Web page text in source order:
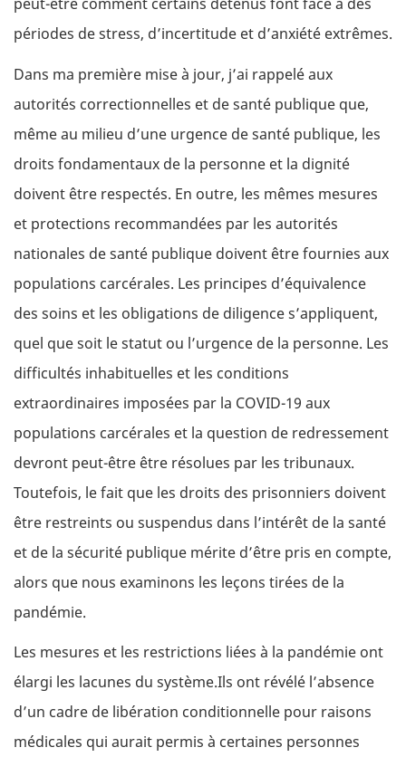
périodes de stress, d’incertitude et d’anxiété extrêmes.
Dans ma première mise à jour, j’ai rappelé aux
autorités correctionnelles et de santé publique que,
même au milieu d’une urgence de santé publique, les
droits fondamentaux de la personne et la dignité
doivent être respectés. En outre, les mêmes mesures
et protections recommandées par les autorités
nationales de santé publique doivent être fournies aux
populations carcérales. Les principes d’équivalence
des soins et les obligations de diligence s’appliquent,
quel que soit le statut ou l’urgence de la personne. Les
difficultés inhabituelles et les conditions
extraordinaires imposées par la COVID-19 aux
populations carcérales et la question de redressement
devront peut-être être résolues par les tribunaux.
Toutefois, le fait que les droits des prisonniers doivent
être restreints ou suspendus dans l’intérêt de la santé
et de la sécurité publique mérite d’être pris en compte,
alors que nous examinons les leçons tirées de la
pandémie.
Les mesures et les restrictions liées à la pandémie ont
élargi les lacunes du système.Ils ont révélé l’absence
d’un cadre de libération conditionnelle pour raisons
médicales qui aurait permis à certaines personnes